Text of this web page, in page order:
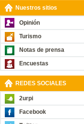
Nuestros sitios
Opinión
Turismo
Notas de prensa
Encuestas
REDES SOCIALES
2urpi
Facebook